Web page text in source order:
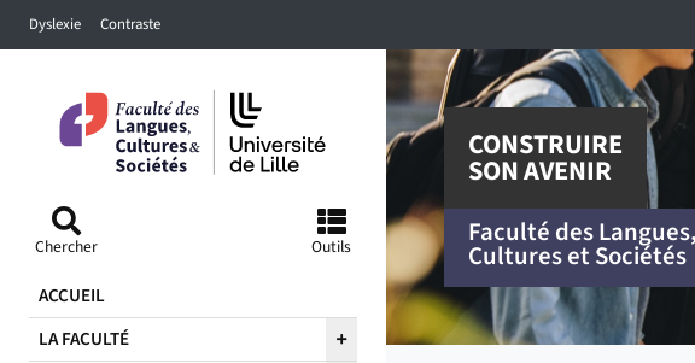
Accéder au menu principal
Accéder à la recherche
Accéder au pied de page
Dyslexie Contraste
Chercher Outils
ACCUEIL
LA FACULTÉ
CONSTRUIRE
SON AVENIR
Faculté des Langues,
Cultures et Sociétés